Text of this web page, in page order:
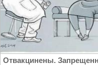
Отвакцинены.